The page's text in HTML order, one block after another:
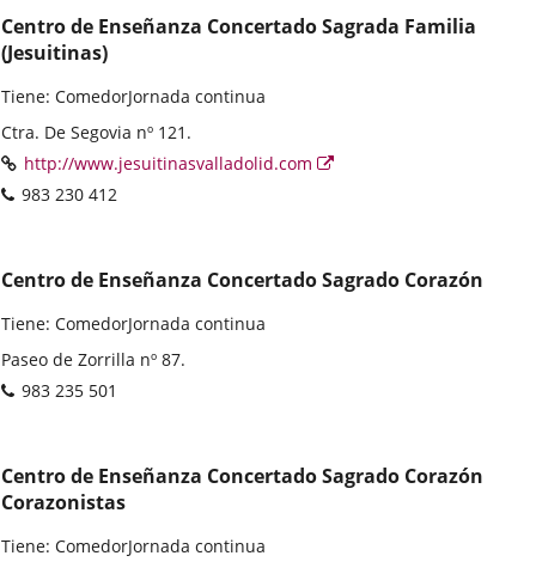
Centro de Enseñanza Concertado Sagrada Familia
(Jesuitinas)
Tiene: ComedorJornada continua
Dirección
postal
Ctra. De Segovia nº 121.
Página
Web
http://www.jesuitinasvalladolid.com
Enlace
Teléfonos
983 230 412
Centro de Enseñanza Concertado Sagrado Corazón
Tiene: ComedorJornada continua
Dirección
postal
Paseo de Zorrilla nº 87.
Teléfonos
983 235 501
Centro de Enseñanza Concertado Sagrado Corazón
Corazonistas
Tiene: ComedorJornada continua